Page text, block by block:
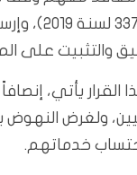
الوزراء (315،
والتثبيت على
القرار يأتي،
ولغرض
خدماتهم.